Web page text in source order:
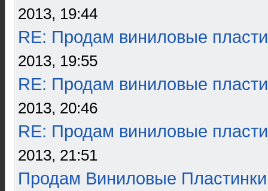
2013, 19:44
RE: Продам виниловые
2013, 19:55
RE: Продам виниловые
2013, 20:46
RE: Продам виниловые
2013, 21:51
Продам Виниловые Пластинки